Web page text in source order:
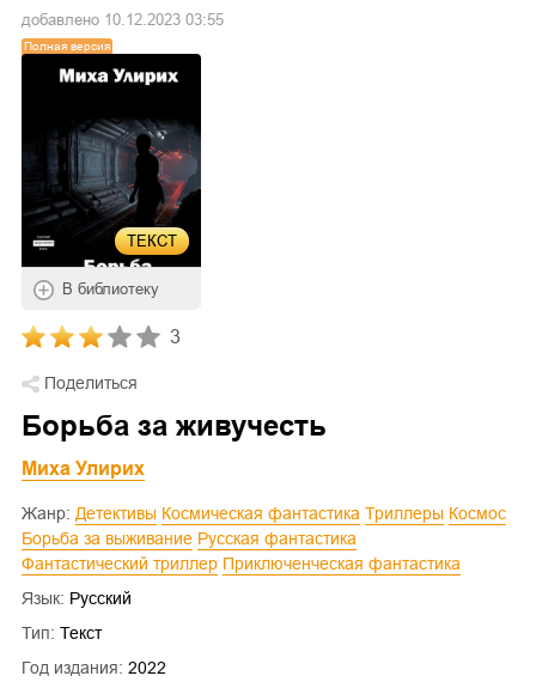
добавлено 10.12.2023 03:55
ТЕКСТ
Полная версия
В библиотеку
3
Поделиться
Борьба за живучесть
Миха Улирих
Жанр: Детективы Космическая фантастика Триллеры
Космос
Борьба за выживание
Русская фантастика
Фантастический триллер
Приключенческая фантастика
Язык: Русский
Тип: Текст
Год издания: 2022